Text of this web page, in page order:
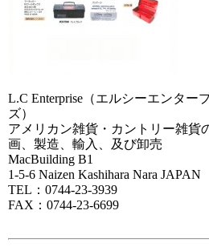
L.C Enterprise（エルシーエンター
ズ）
アメリカン雑貨・カントリー雑貨
画、製造、輸入、及び卸売
MacBuilding B1
1-5-6 Naizen Kashihara Nara JAPAN
TEL：0744-23-3939
FAX：0744-23-6699